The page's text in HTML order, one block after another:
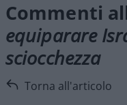
Commenti
equiparare
sciocchezza
Torna all'articolo